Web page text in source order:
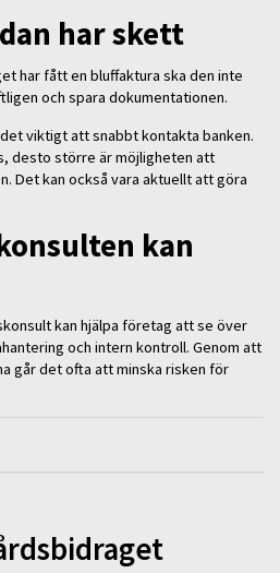
har skett
har fått en bluffaktura ska den inte
och spara dokumentationen.
viktigt att snabbt kontakta banken.
desto större är möjligheten att
Det kan också vara aktuellt att göra
kan
kan hjälpa företag att se över
och intern kontroll. Genom att
går det ofta att minska risken för